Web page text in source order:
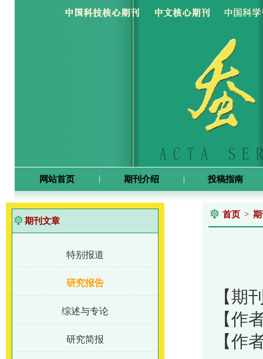
网站首页 期刊介绍 投稿指南
期刊文章
特别报道
研究报告
综述与专论
研究简报
首页 >
【期
【作
【作